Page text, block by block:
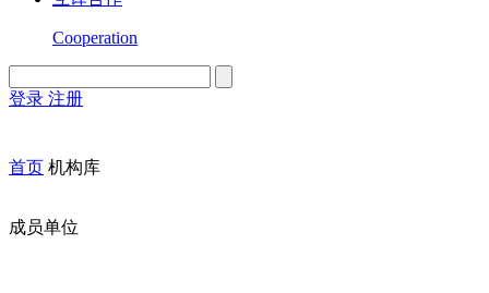
Cooperation
登录 注册
首页 机构库
成员单位